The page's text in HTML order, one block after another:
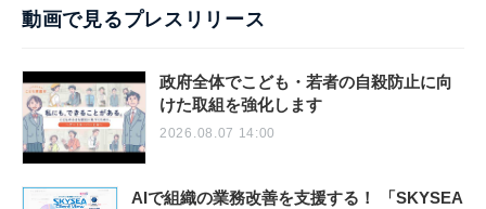
動画で見るプレスリリース
政府全体でこども・若者の自殺防止に向
けた取組を強化します
2026.08.07 14:00
AIで組織の業務改善を支援する！ 「SKYSEA